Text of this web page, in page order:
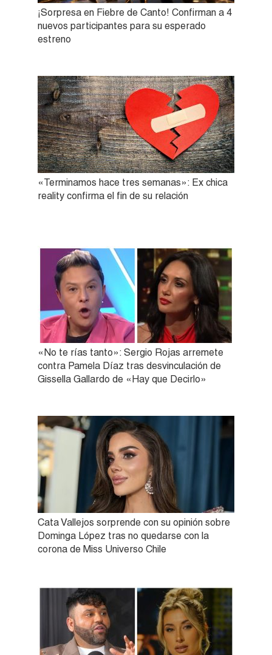
¡Sorpresa en Fiebre de Canto! Confirman a 4
nuevos participantes para su esperado
estreno
«Terminamos hace tres semanas»: Ex chica
reality confirma el fin de su relación
«No te rías tanto»: Sergio Rojas arremete
contra Pamela Díaz tras desvinculación de
Gissella Gallardo de «Hay que Decirlo»
Cata Vallejos sorprende con su opinión sobre
Dominga López tras no quedarse con la
corona de Miss Universo Chile